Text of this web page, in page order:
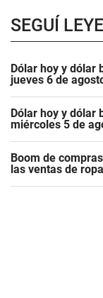
SEGUÍ
Dólar hoy y dólar
jueves 6 de
Dólar hoy y dólar
miércoles 5 de
Boom de
las ventas de